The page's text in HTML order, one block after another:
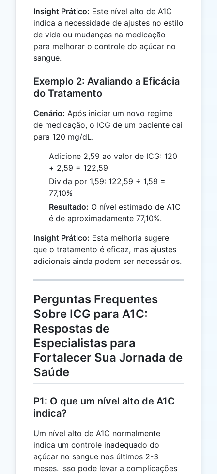
Insight Prático: Este nível alto de A1C
indica a necessidade de ajustes no estilo
de vida ou mudanças na medicação
para melhorar o controle do açúcar no
sangue.
Exemplo 2: Avaliando a Eficácia
do Tratamento
Cenário: Após iniciar um novo regime
de medicação, o ICG de um paciente cai
para 120 mg/dL.
Adicione 2,59 ao valor de ICG: 120
+ 2,59 = 122,59
Divida por 1,59: 122,59 ÷ 1,59 =
77,10%
Resultado: O nível estimado de A1C
é de aproximadamente 77,10%.
Insight Prático: Esta melhoria sugere
que o tratamento é eficaz, mas ajustes
adicionais ainda podem ser necessários.
Perguntas Frequentes
Sobre ICG para A1C:
Respostas de
Especialistas para
Fortalecer Sua Jornada de
Saúde
P1: O que um nível alto de A1C
indica?
Um nível alto de A1C normalmente
indica um controle inadequado do
açúcar no sangue nos últimos 2-3
meses. Isso pode levar a complicações